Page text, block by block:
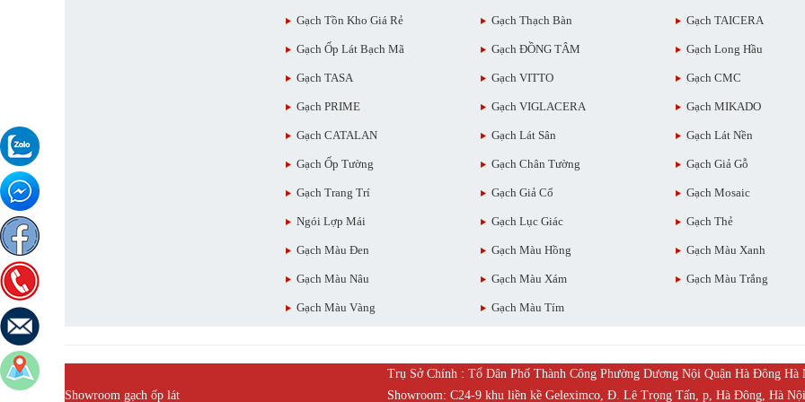
Gạch Tồn Kho Giá Rẻ Gạch Thạch Bàn Gạch TAICERA
Gạch Ốp Lát Bạch Mã Gạch ĐỒNG TÂM Gạch Long Hầu
Gạch TASA Gạch VITTO Gạch CMC
Gạch PRIME Gạch VIGLACERA Gạch MIKADO
Gạch CATALAN Gạch Lát Sân Gạch Lát Nền
Gạch Ốp Tường Gạch Chân Tường Gạch Giả Gỗ
Gạch Trang Trí Gạch Giả Cổ Gạch Mosaic
Ngói Lợp Mái Gạch Lục Giác Gạch Thẻ
Gạch Màu Đen Gạch Màu Hồng Gạch Màu Xanh
Gạch Màu Nâu Gạch Màu Xám Gạch Màu Trắng
Gạch Màu Vàng Gạch Màu Tím
Showroom gạch ốp lát
Trụ Sở Chính : Tổ Dân Phố Thành Công Phường Dương Nội Quận Hà Đông Hà
Showroom: C24-9 khu liền kề Geleximco, Đ. Lê Trọng Tấn, p, Hà Đông, Hà Nội